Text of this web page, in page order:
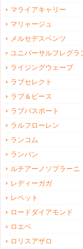
マライアキャリー
マリャージュ
メルセデスベンツ
ユニバーサルフレグラ
ライジングウェーブ
ラブセレクト
ラブ＆ピース
ラブパスポート
ラルフローレン
ランコム
ランバン
ルチアーノソプラーニ
レディーガガ
レペット
ロードダイアモンド
ロエベ
ロリスアザロ